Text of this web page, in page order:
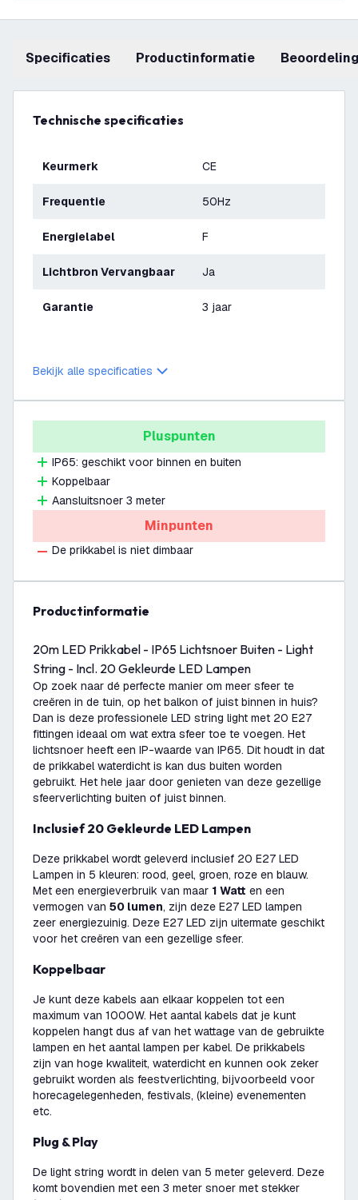
Specificaties productinformatie
Technische specificaties
Keurmerk CE
Frequentie 50Hz
Energielabel F
Lichtbron Vervangbaar Ja
Garantie 3 jaar
Bekijk alle specificaties
Pluspunten
IP65: geschikt voor binnen en buiten
Koppelbaar
Aansluitsnoer 3 meter
Minpunten
De prikkabel is niet dimbaar
productinformatie
20m LED Prikkabel - IP65 Lichtsnoer Buiten - Light
String - Incl. 20 Gekleurde LED Lampen
Op zoek naar dé perfecte manier om meer sfeer te
creëren in de tuin, op het balkon of juist binnen in huis?
Dan is deze professionele LED string light met 20 E27
fittingen ideaal om wat extra sfeer toe te voegen. Het
lichtsnoer heeft een IP-waarde van IP65. Dit houdt in dat
de prikkabel waterdicht is kan dus buiten worden
gebruikt. Het hele jaar door genieten van deze gezellige
sfeerverlichting buiten of juist binnen.
Inclusief 20 Gekleurde LED Lampen
Deze prikkabel wordt geleverd inclusief 20 E27 LED
Lampen in 5 kleuren: rood, geel, groen, roze en blauw.
Met een energieverbruik van maar 1 Watt en een
vermogen van 50 lumen, zijn deze E27 LED lampen
zeer energiezuinig. Deze E27 LED zijn uitermate geschikt
voor het creëren van een gezellige sfeer.
Koppelbaar
Je kunt deze kabels aan elkaar koppelen tot een
maximum van 1000W. Het aantal kabels dat je kunt
koppelen hangt dus af van het wattage van de gebruikte
lampen en het aantal lampen per kabel. De prikkabels
zijn van hoge kwaliteit, waterdicht en kunnen ook zeker
gebruikt worden als feestverlichting, bijvoorbeeld voor
horecagelegenheden, festivals, (kleine) evenementen
etc.
Plug & Play
De light string wordt in delen van 5 meter geleverd. Deze
komt bovendien met een 3 meter snoer met stekker